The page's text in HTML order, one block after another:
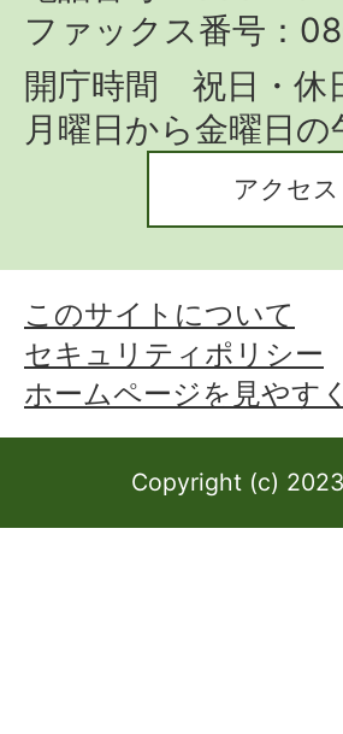
ファックス番号：
開庁時間 祝日・休
月曜日から金曜日
アクセス
このサイトについて
セキュリティポリシー
ホームページを見やす
Copyright (c)